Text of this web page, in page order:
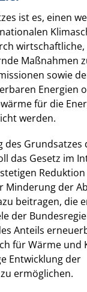
ist es, einen
Maßnahmen
sowie
Energien
für die
werden.
des Grundsatzes
das Gesetz im
Minderung der
beitragen, die
der
Anteils
für Wärme und
Entwicklung der
ermöglichen.